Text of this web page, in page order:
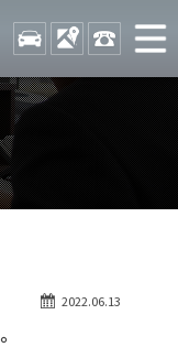
BMW専門 八
STOCK ACCESS 042-
在庫リスト
アクセスマップ
自動車保険2022.06.13